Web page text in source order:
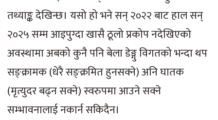
तथ्याङ्क देखिन्छ। यसो हो भने सन् २०२२ बाट हाल सन्
२०२५ सम्म आइपुग्दा खासै ठूलो प्रकोप नदेखिएको
अवस्थामा अबको कुनै पनि बेला डेङ्गु विगतको भन्दा थप
सङ्क्रामक (धेरै सङ्क्रमित हुनसक्ने) अनि घातक
(मृत्युदर बढ्न सक्ने) स्वरुपमा आउने सक्ने
सम्भावनालाई नकार्न सकिदैन।